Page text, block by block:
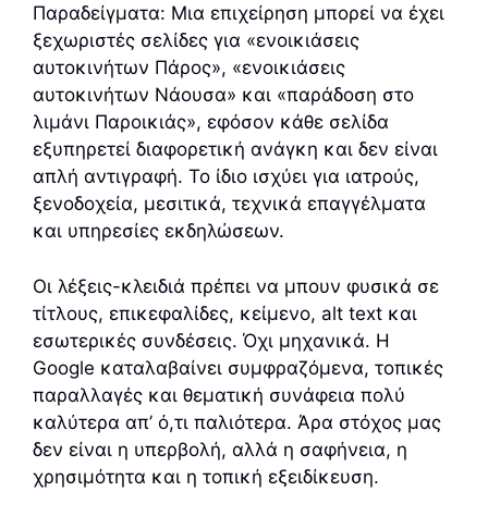
Παραδείγματα: Μια επιχείρηση μπορεί να έχει
ξεχωριστές σελίδες για «ενοικιάσεις
αυτοκινήτων Πάρος», «ενοικιάσεις
αυτοκινήτων Νάουσα» και «παράδοση στο
λιμάνι Παροικιάς», εφόσον κάθε σελίδα
εξυπηρετεί διαφορετική ανάγκη και δεν είναι
απλή αντιγραφή. Το ίδιο ισχύει για ιατρούς,
ξενοδοχεία, μεσιτικά, τεχνικά επαγγέλματα
και υπηρεσίες εκδηλώσεων.
Οι λέξεις-κλειδιά πρέπει να μπουν φυσικά σε
τίτλους, επικεφαλίδες, κείμενο, alt text και
εσωτερικές συνδέσεις. Όχι μηχανικά. Η
Google καταλαβαίνει συμφραζόμενα, τοπικές
παραλλαγές και θεματική συνάφεια πολύ
καλύτερα απ’ ό,τι παλιότερα. Άρα στόχος μας
δεν είναι η υπερβολή, αλλά η σαφήνεια, η
χρησιμότητα και η τοπική εξειδίκευση.